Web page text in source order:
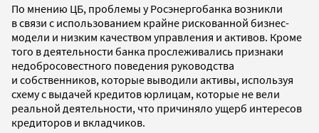
По мнению ЦБ, проблемы у Росэнергобанка возникли
в связи с использованием крайне рискованной бизнес-
модели и низким качеством управления и активов. Кроме
того в деятельности банка прослеживались признаки
недобросовестного поведения руководства
и собственников, которые выводили активы, используя
схему с выдачей кредитов юрлицам, которые не вели
реальной деятельности, что причиняло ущерб интересов
кредиторов и вкладчиков.